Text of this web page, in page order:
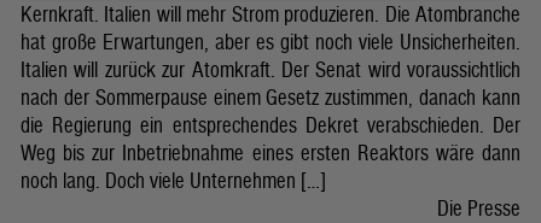
Kernkraft. Italien will mehr Strom produzieren. Die Atombranche
hat große Erwartungen, aber es gibt noch viele Unsicherheiten.
Italien will zurück zur Atomkraft. Der Senat wird voraussichtlich
nach der Sommerpause einem Gesetz zustimmen, danach kann
die Regierung ein entsprechendes Dekret verabschieden. Der
Weg bis zur Inbetriebnahme eines ersten Reaktors wäre dann
noch lang. Doch viele Unternehmen […]
Die Presse